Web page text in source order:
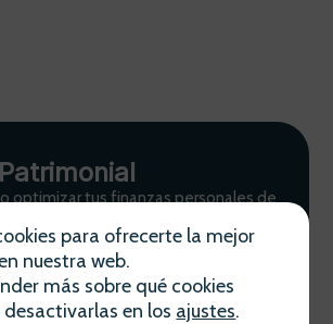
optimizar tus finanzas personales de
a tus necesidades actuales y
más
para ofrecerte la mejor
nuestra web.
más sobre qué cookies
en los ajustes.